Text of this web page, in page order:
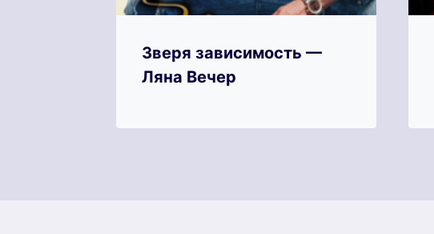
Зверя зависимость —
Ляна Вечер